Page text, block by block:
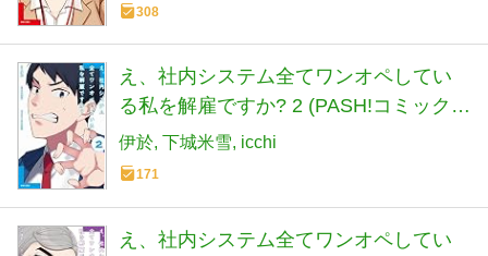
308
え、社内システム全てワンオペしてい
る私を解雇ですか? 2 (PASH!コミック
ス)
伊於 下城米雪 icchi
171
え、社内システム全てワンオペしてい